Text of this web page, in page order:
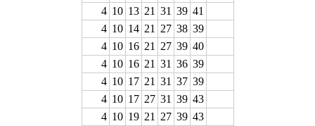
4 10 13 21 31 39 41
4 10 14 21 27 38 39
4 10 16 21 27 39 40
4 10 16 21 31 36 39
4 10 17 21 31 37 39
4 10 17 27 31 39 43
4 10 19 21 27 39 43